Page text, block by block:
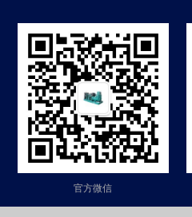
官方微信